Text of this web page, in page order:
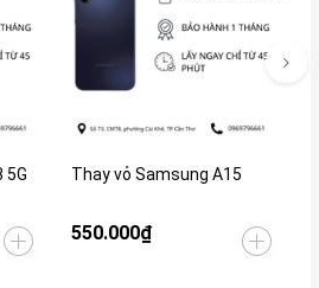
5G Thay vỏ Samsung A15
550.000₫